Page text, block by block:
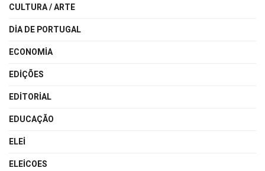
CULTURA / ARTE
DIA DE PORTUGAL
ECONOMIA
EDIÇÕES
EDITORIAL
EDUCAÇÃO
ELEI
ELEICOES